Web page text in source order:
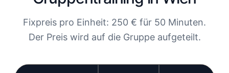
Fixpreis pro Einheit: 250 € für 50 Minuten.
Der Preis wird auf die Gruppe aufgeteilt.